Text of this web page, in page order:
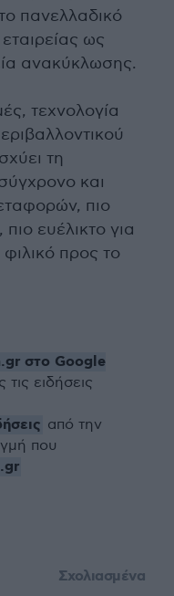
πανελλαδικό
ως
ανακύκλωσης.
τεχνολογία
τη
και
πιο
πιο ευέλικτο για
προς το
στο Google
ειδήσεις
από την
που
Σχολιασμένα